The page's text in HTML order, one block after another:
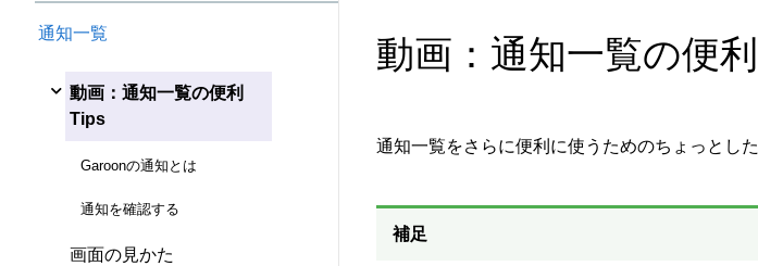
通知一覧
動画：通知一覧の便利
Tips
Garoonの通知とは
通知を確認する
画面の見かた
動画：通知一覧の便
通知一覧をさらに便利に使うためのちょっとし
補足